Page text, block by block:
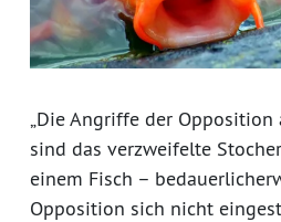
„Die Angriffe der
sind das verzweifelte
einem Fisch –
Opposition sich nicht